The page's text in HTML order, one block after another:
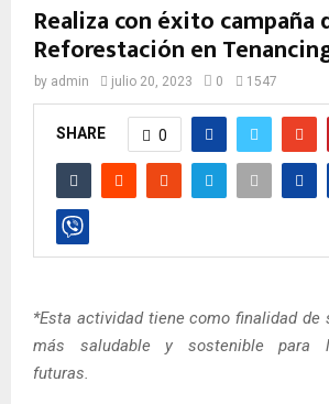
Realiza con éxito campaña
Reforestación en
by admin julio 20, 2023 0 1547
SHARE 0
*Esta actividad tiene como finalidad de
más saludable y sostenible para
futuras.